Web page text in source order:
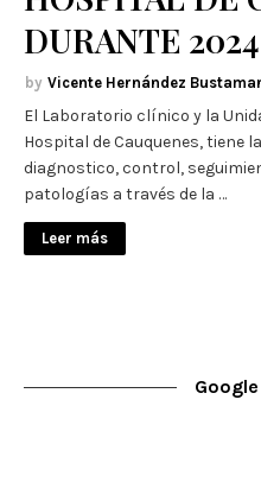
DURANTE 2024
Vicente Hernández
El Laboratorio clínico y la
Hospital de Cauquenes, tiene
diagnostico, control,
patologías a través de la …
Leer más